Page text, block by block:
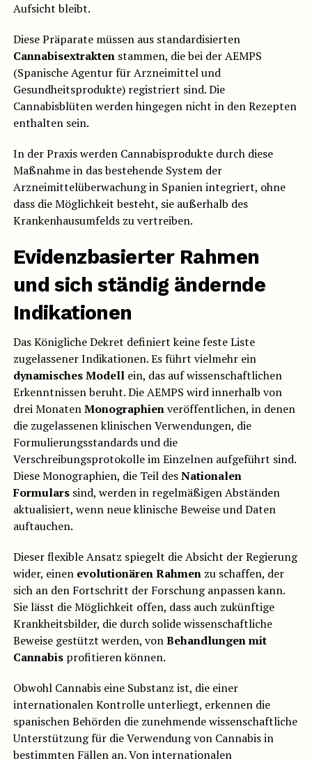
Aufsicht bleibt.
Diese Präparate müssen aus standardisierten
Cannabisextraktenstammen, die bei der AEMPS
(Spanische Agentur für Arzneimittel und
Gesundheitsprodukte) registriert sind. Die
Cannabisblüten werden hingegen nicht in den Rezepten
enthalten sein.
In der Praxis werden Cannabisprodukte durch diese
Maßnahme in das bestehende System der
Arzneimittelüberwachung in Spanien integriert, ohne
dass die Möglichkeit besteht, sie außerhalb des
Krankenhausumfelds zu vertreiben.
Evidenzbasierter Rahmen
und sich ständig ändernde
Indikationen
Das Königliche Dekret definiert keine feste Liste
zugelassener Indikationen. Es führt vielmehr ein
dynamisches Modellein, das auf wissenschaftlichen
Erkenntnissen beruht. Die AEMPS wird innerhalb von
drei MonatenMonographienveröffentlichen, in denen
die zugelassenen klinischen Verwendungen, die
Formulierungsstandards und die
Verschreibungsprotokolle im Einzelnen aufgeführt sind.
Diese Monographien, die Teil desNationalen
Formularssind, werden in regelmäßigen Abständen
aktualisiert, wenn neue klinische Beweise und Daten
auftauchen.
Dieser flexible Ansatz spiegelt die Absicht der Regierung
wider, einen evolutionären Rahmenzu schaffen, der
sich an den Fortschritt der Forschung anpassen kann.
Sie lässt die Möglichkeit offen, dass auch zukünftige
Krankheitsbilder, die durch solide wissenschaftliche
Beweise gestützt werden, vonBehandlungen mit
Cannabisprofitieren können.
Obwohl Cannabis eine Substanz ist, die einer
internationalen Kontrolle unterliegt, erkennen die
spanischen Behörden die zunehmende wissenschaftliche
Unterstützung für die Verwendung von Cannabis in
bestimmten Fällen an. Von internationalen